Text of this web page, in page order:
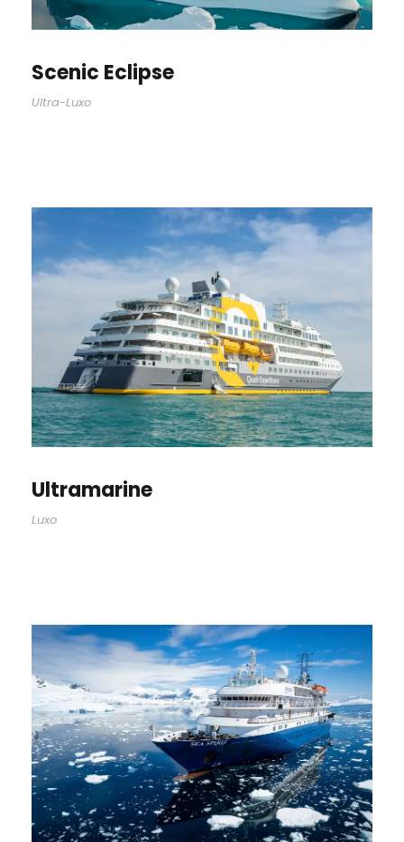
Scenic Eclipse
Ultra-Luxo
Ultramarine
Luxo